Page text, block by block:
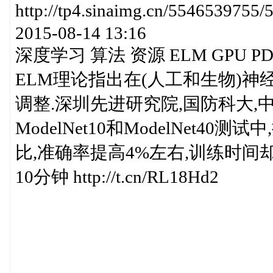
http://tp4.sinaimg.cn/
2015-08-14 13:16
深度学习 算法 资源 ELM GPU
ELM理论指出在(人工和生物)神
调整.深圳先进研究院,国防科大,
ModelNet10和ModelNet40测试
比,准确率提高4%左右,训练时间
10分钟 http://t.cn/RL18Hd2